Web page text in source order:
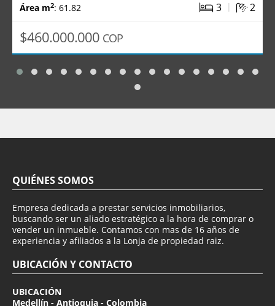
Área m2: 61.82 3 | 2
$460.000.000 COP
QUIÉNES SOMOS
Empresa dedicada a prestar servicios inmobiliarios,
buscando ser un aliado estratégico a la hora de comprar o
vender un inmueble. Contamos con mas de 16 años de
experiencia y afiliados a la Lonja de propiedad raiz.
UBICACIÓN Y CONTACTO
UBICACIÓN
Medellín - Antioquia - Colombia